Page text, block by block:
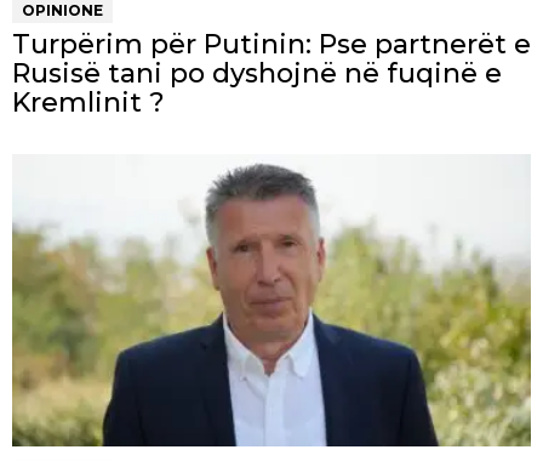
OPINIONE
Turpërim për Putinin: Pse partnerët e
Rusisë tani po dyshojnë në fuqinë e
Kremlinit ?